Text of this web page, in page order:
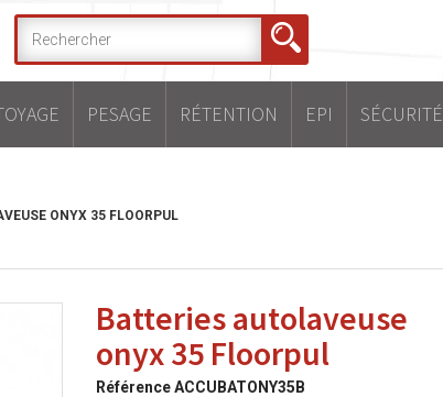
PESAGE RÉTENTION EPI SÉCURITÉ
ONYX 35 FLOORPUL
Batteries autolaveuse
onyx 35 Floorpul
RéférenceACCUBATONY35B